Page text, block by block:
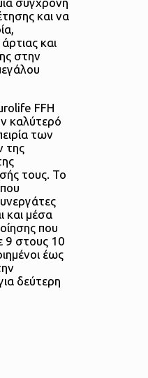
σύγχρονη
και να
και
στην
FFH
καλύτερό
των
της
τους. To
και μέσα
που
9 στους 10
έως
δεύτερη